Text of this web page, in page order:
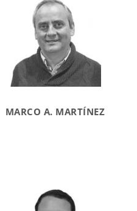
MARCO A. MARTÍNEZ